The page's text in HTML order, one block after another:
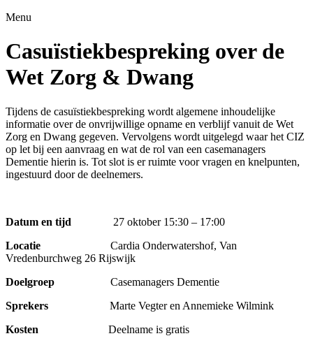
Menu
Casuïstiekbespreking over de
Wet Zorg & Dwang
Tijdens de casuïstiekbespreking wordt algemene inhoudelijke
informatie over de onvrijwillige opname en verblijf vanuit de Wet
Zorg en Dwang gegeven. Vervolgens wordt uitgelegd waar het CIZ
op let bij een aanvraag en wat de rol van een casemanagers
Dementie hierin is. Tot slot is er ruimte voor vragen en knelpunten,
ingestuurd door de deelnemers.
Datum en tijd
27 oktober 15:30 – 17:00
Locatie
Cardia Onderwatershof, Van
Vredenburchweg 26 Rijswijk
Doelgroep
Casemanagers Dementie
Sprekers
Marte Vegter en Annemieke Wilmink
Kosten
Deelname is gratis